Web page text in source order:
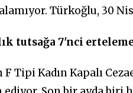
Türkoğlu, 30
tutsağa 7'nci
F Tipi Kadın Kapalı